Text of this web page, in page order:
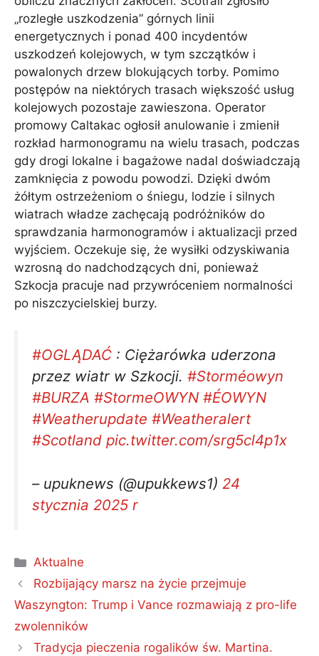
„rozległe uszkodzenia” górnych linii
energetycznych i ponad 400 incydentów
uszkodzeń kolejowych, w tym szczątków i
powalonych drzew blokujących torby. Pomimo
postępów na niektórych trasach większość usług
kolejowych pozostaje zawieszona. Operator
promowy Caltakac ogłosił anulowanie i zmienił
rozkład harmonogramu na wielu trasach, podczas
gdy drogi lokalne i bagażowe nadal doświadczają
zamknięcia z powodu powodzi. Dzięki dwóm
żółtym ostrzeżeniom o śniegu, lodzie i silnych
wiatrach władze zachęcają podróżników do
sprawdzania harmonogramów i aktualizacji przed
wyjściem. Oczekuje się, że wysiłki odzyskiwania
wzrosną do nadchodzących dni, ponieważ
Szkocja pracuje nad przywróceniem normalności
po niszczycielskiej burzy.
#OGLĄDAĆ : Ciężarówka uderzona
przez wiatr w Szkocji. #Storméowyn
#BURZA #StormeOWYN #ÉOWYN
#Weatherupdate #Weatheralert
#Scotland pic.twitter.com/srg5cl4p1x
– upuknews (@upukkews1) 24
stycznia 2025 r
Kategorie
Aktualne
Rozbijający marsz na życie przejmuje
Waszyngton: Trump i Vance rozmawiają z pro-life
zwolenników
Tradycja pieczenia rogalików św. Martina.